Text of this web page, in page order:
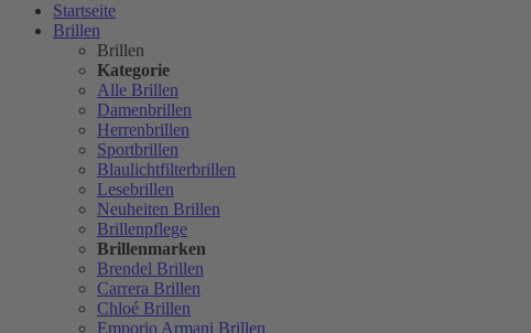
Startseite
Brillen
Brillen
Kategorie
Alle Brillen
Damenbrillen
Herrenbrillen
Sportbrillen
Blaulichtfilterbrillen
Lesebrillen
Neuheiten Brillen
Brillenpflege
Brillenmarken
Brendel Brillen
Carrera Brillen
Chloé Brillen
Emporio Armani Brillen